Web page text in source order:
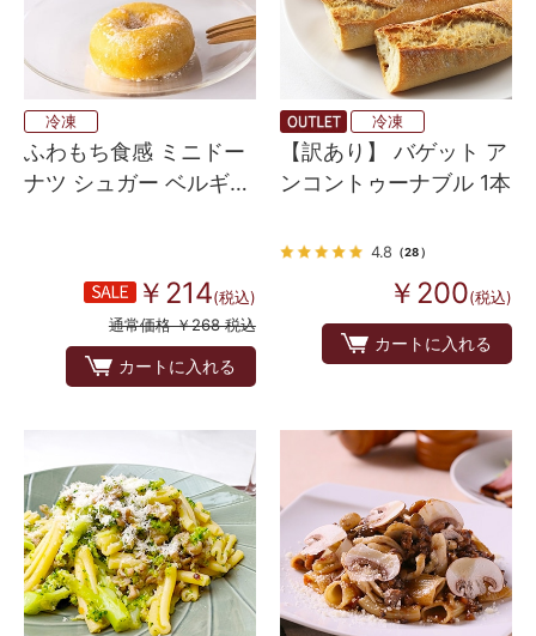
冷凍
ふわもち食感 ミニドー
ナツ シュガー ベルギー
￥214(税込)
通常価格 ￥268 税込
カートに入れる
冷凍
【訳あり】 バゲット ア
ンコントゥーナブル 1本
4.8 （28）
￥200(税込)
カートに入れる